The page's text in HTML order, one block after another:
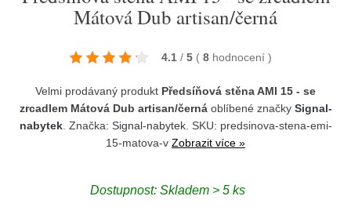
Mátová Dub artisan/černá
4.1 / 5 ( 8 hodnocení )
Velmi prodávaný produkt Předsíňová stěna AMI 15 - se
zrcadlem Mátová Dub artisan/černáoblíbené značky Signal-
nabytek. Značka: Signal-nabytek. SKU: predsinova-stena-emi-
15-matova-v Zobrazit více »
Dostupnost: Skladem > 5 ks